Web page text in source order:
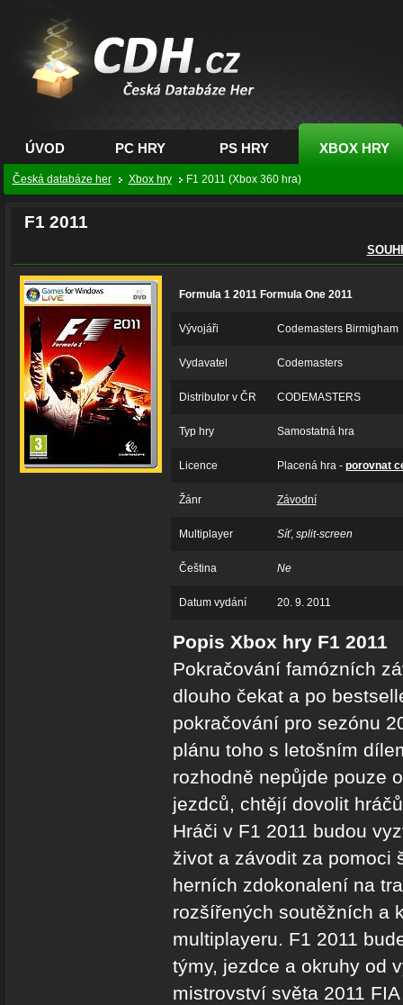
CDH.cz - hry na PC,
PS, XBOX - Česká
databáze her
ÚVOD PC HRY PS HRY XBOX HRY
Česká databáze her Xbox hry F1 2011 (Xbox 360 hra)
F1 2011
Formula 1 2011 Formula One 2011
Vývojáři Codemasters Birmigham
Vydavatel Codemasters
Distributor v ČR CODEMASTERS
Typ hry Samostatná hra
Licence Placená hra - porovnat
Žánr Závodní
Multiplayer Síť, split-screen
Čeština Ne
Datum vydání 20. 9. 2011
Popis Xbox hry F1 2011
Pokračování famózních
dlouho čekat a po
pokračování pro sezónu
plánu toho s letošním
rozhodně nepůjde pouze
jezdců, chtějí dovolit
Hráči v F1 2011 budou
život a závodit za pomoci
herních zdokonalení na
rozšířených soutěžních a
multiplayeru. F1 2011
týmy, jezdce a okruhy od
mistrovství světa 2011